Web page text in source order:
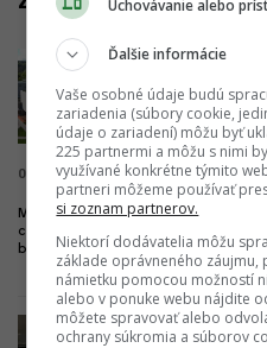
06.08.2026 21:32
Milióny do vyššieho vzdelania.
chce byť univerzitným mestom,
buduje nový kampus
Uchovávanie alebo
Ďalšie informácie
Vaše osobné údaje budú
zariadenia (súbory cookie,
údaje o zariadení) môžu byť
225 partnermi a môžu s nimi
využívané konkrétne týmito
partneri môžeme používať
si zoznam partnerov.
Niektorí dodávatelia môžu
základe oprávneného
námietku pomocou možností
alebo v ponuke webu nájdite
môžete spravovať alebo
ochrany súkromia a súborov